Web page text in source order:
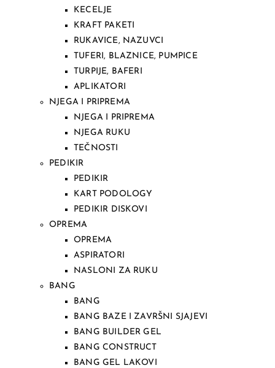
KECELJE
KRAFT PAKETI
RUKAVICE, NAZUVCI
TUFERI, BLAZNICE, PUMPICE
TURPIJE, BAFERI
APLIKATORI
NJEGA I PRIPREMA
NJEGA I PRIPREMA
NJEGA RUKU
TEČNOSTI
PEDIKIR
PEDIKIR
KART PODOLOGY
PEDIKIR DISKOVI
OPREMA
OPREMA
ASPIRATORI
NASLONI ZA RUKU
BANG
BANG
BANG BAZE I ZAVRŠNI SJAJEVI
BANG BUILDER GEL
BANG CONSTRUCT
BANG GEL LAKOVI